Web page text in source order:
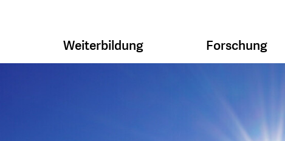
Weiterbildung Forschung